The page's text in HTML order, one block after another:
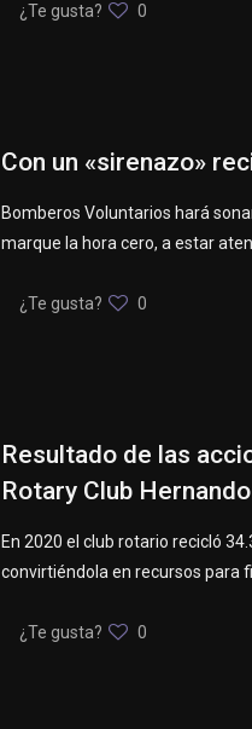
¿Te gusta? 0
Con un «sirenazo»
Bomberos Voluntarios hará
marque la hora cero, a estar
¿Te gusta? 0
Resultado de las
Rotary Club Hernando
En 2020 el club rotario recicló
convirtiéndola en recursos para
¿Te gusta? 0